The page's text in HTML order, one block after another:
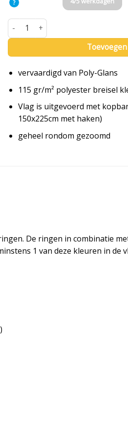
?
Olympische Spelen vlag aantal
vervaardigd van Poly-Glans
115 gr/m² polyester breisel
Vlag is uitgevoerd met
150x225cm met haken)
geheel rondom gezoomd
De ringen in combinatie
1 van deze kleuren in de